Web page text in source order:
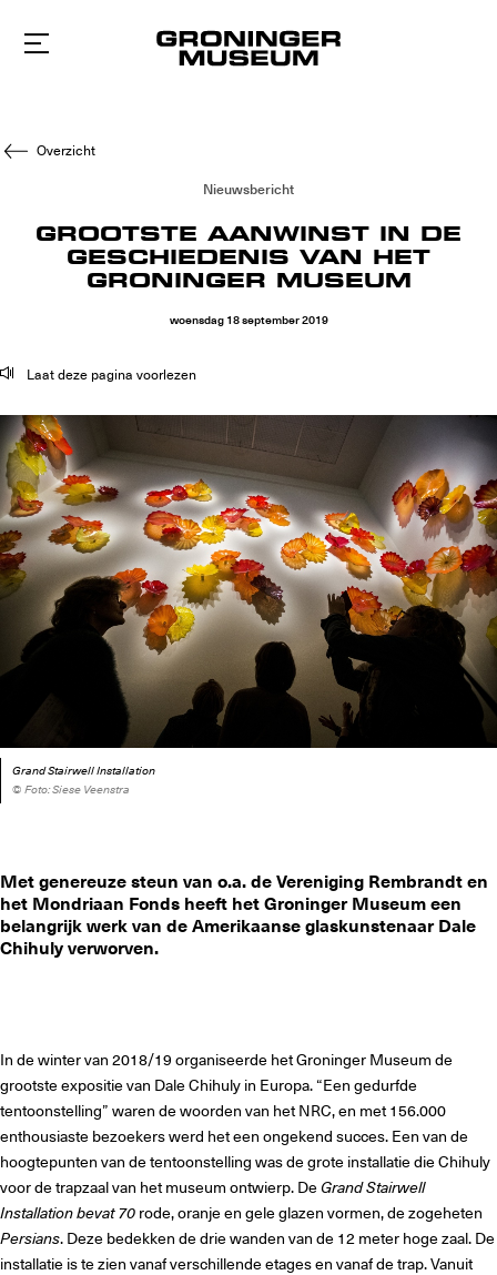
Naar
hoofdinhoud
Overzicht
Nieuwsbericht
GROOTSTE AANWINST IN DE
GESCHIEDENIS VAN HET
GRONINGER MUSEUM
woensdag 18september2019
Laat deze pagina voorlezen
Grand Stairwell Installation
© Foto: Siese Veenstra
Met genereuze steun van o.a. de Vereniging Rembrandt en
het Mondriaan Fonds heeft het Groninger Museum een
belangrijk werk van de Amerikaanse glaskunstenaar Dale
Chihuly verworven.
In de winter van 2018/19 organiseerde het Groninger Museum de
grootste expositie van Dale Chihuly in Europa. “Een gedurfde
tentoonstelling” waren de woorden van het NRC, en met 156.000
enthousiaste bezoekers werd het een ongekend succes. Een van de
hoogtepunten van de tentoonstelling was de grote installatie die Chihuly
voor de trapzaal van het museum ontwierp. DeGrand Stairwell
Installationbevat 70 rode, oranje en gele glazen vormen, de zogeheten
Persians. Deze bedekken de drie wanden van de 12 meter hoge zaal. De
installatie is te zien vanaf verschillende etages en vanaf de trap. Vanuit